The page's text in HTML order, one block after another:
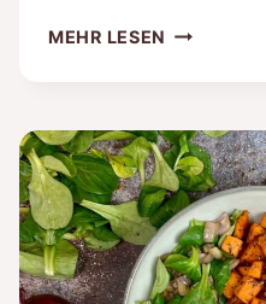
MEHR LESEN
EI
UND
GEMÜSE